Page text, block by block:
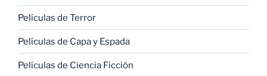
Películas de Terror
Películas de Capa y Espada
Películas de Ciencia Ficción